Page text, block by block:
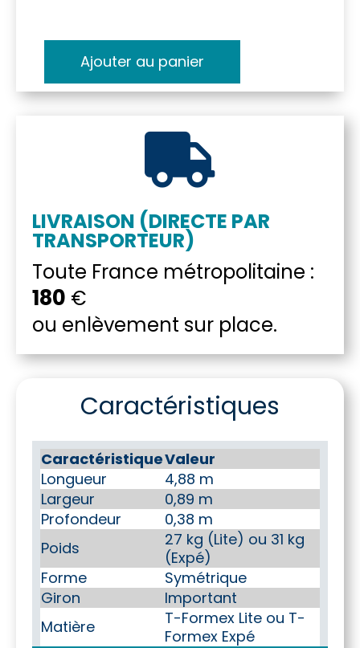
de
Sport
Ajouter au panier

LIVRAISON (DIRECTE PAR
TRANSPORTEUR)
Toute France métropolitaine :
180 €
ou enlèvement sur place.
Caractéristiques
CaractéristiqueValeur
Longueur
4,88 m
Largeur
0,89 m
Profondeur
0,38 m
Poids
27 kg (Lite) ou 31 kg
(Expé)
Forme
Symétrique
Giron
Important
Matière
T-Formex Lite ou T-
Formex Expé